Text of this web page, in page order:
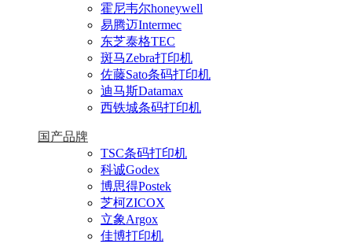
霍尼韦尔honeywell
易腾迈Intermec
东芝泰格TEC
斑马Zebra打印机
佐藤Sato条码打印机
迪马斯Datamax
西铁城条码打印机
国产品牌
TSC条码打印机
科诚Godex
博思得Postek
芝柯ZICOX
立象Argox
佳博打印机